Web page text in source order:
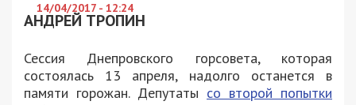
14/04/2017 - 12:24
АНДРЕЙ ТРОПИН
Сессия Днепровского горсовета, которая
состоялась 13 апреля, надолго останется в
памяти горожан. Депутаты со второй попытки